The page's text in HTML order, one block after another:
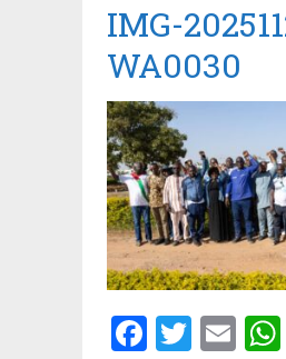
IMG-
WA0030